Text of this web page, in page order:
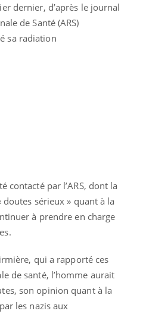
dernier, d’après le journal
de Santé (ARS)
sa radiation
contacté par l’ARS, dont la
sérieux » quant à la
à prendre en charge
qui a rapporté ces
de santé, l’homme aurait
son opinion quant à la
les nazis aux